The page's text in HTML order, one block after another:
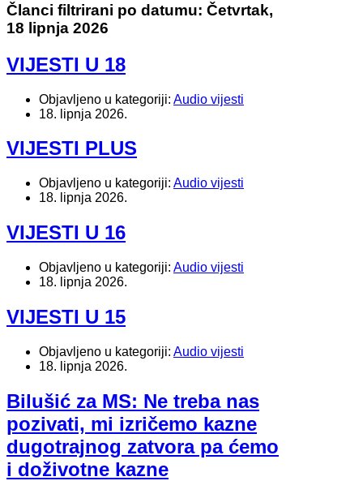
Članci filtrirani po datumu: Četvrtak,
18 lipnja 2026
VIJESTI U 18
Objavljeno u kategoriji: Audio vijesti
18. lipnja 2026.
VIJESTI PLUS
Objavljeno u kategoriji: Audio vijesti
18. lipnja 2026.
VIJESTI U 16
Objavljeno u kategoriji: Audio vijesti
18. lipnja 2026.
VIJESTI U 15
Objavljeno u kategoriji: Audio vijesti
18. lipnja 2026.
Bilušić za MS: Ne treba nas
pozivati, mi izričemo kazne
dugotrajnog zatvora pa ćemo
i doživotne kazne